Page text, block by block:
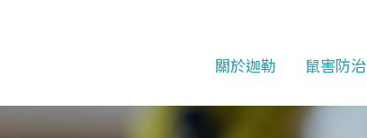
關於迦勒 鼠害防治